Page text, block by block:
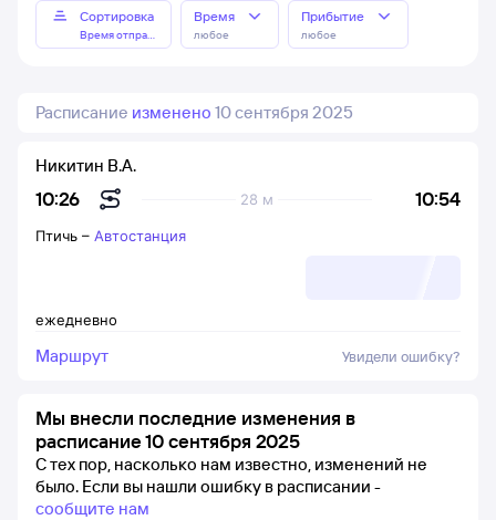
Сортировка
Время отправления
Время
любое
Прибытие
любое
Расписание изменено 10 сентября 2025
10:26 10:54
28 м
Никитин В.А.
ежедневно
Птичь – Автостанция
Маршрут Увидели ошибку?
Мы внесли последние изменения в
расписание 10 сентября 2025
С тех пор, насколько нам известно, изменений не
было. Если вы нашли ошибку в расписании -
сообщите нам